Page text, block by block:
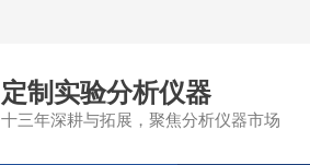
定制实验分析仪器
十三年深耕与拓展，聚焦分析仪器市场